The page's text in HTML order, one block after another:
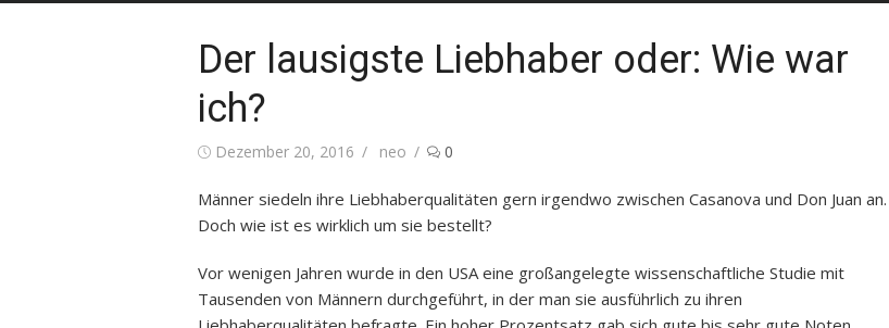
Der lausigste Liebhaber oder: Wie war
ich?
Posted
Dezember 20, 2016 Author
neo 0
Männer siedeln ihre Liebhaberqualitäten gern irgendwo zwischen Casanova und Don Juan an.
Doch wie ist es wirklich um sie bestellt?
Vor wenigen Jahren wurde in den USA eine großangelegte wissenschaftliche Studie mit
Tausenden von Männern durchgeführt, in der man sie ausführlich zu ihren